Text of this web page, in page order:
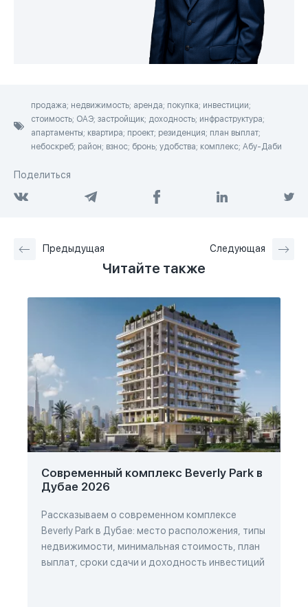
продажа; недвижимость; аренда; покупка; инвестиции;
стоимость; ОАЭ; застройщик; доходность; инфраструктура;
апартаменты; квартира; проект; резиденция; план выплат;
небоскреб; район; взнос; бронь; удобства; комплекс; Абу-Даби
Поделиться
Предыдущая Следующая
Читайте также
Современный комплекс Beverly Park в
Дубае 2026
Рассказываем о современном комплексе
Beverly Park в Дубае: место расположения, типы
недвижимости, минимальная стоимость, план
выплат, сроки сдачи и доходность инвестиций